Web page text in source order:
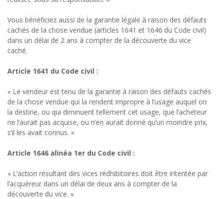
Vous bénéficiez aussi de la garantie légale à raison des défauts
cachés de la chose vendue (articles 1641 et 1646 du Code civil)
dans un délai de 2 ans à compter de la découverte du vice
caché.
Article 1641 du Code civil :
« Le vendeur est tenu de la garantie à raison des défauts cachés
de la chose vendue qui la rendent impropre à l’usage auquel on
la destine, ou qui diminuent tellement cet usage, que l’acheteur
ne l’aurait pas acquise, ou n’en aurait donné qu’un moindre prix,
s’il les avait connus. »
Article 1646 alinéa 1er du Code civil :
« L’action résultant des vices rédhibitoires doit être intentée par
l’acquéreur dans un délai de deux ans à compter de la
découverte du vice. »